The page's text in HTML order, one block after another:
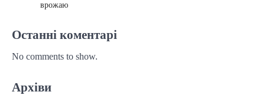
врожаю
Останні коментарі
No comments to show.
Архіви